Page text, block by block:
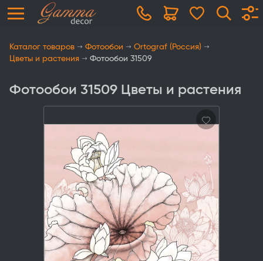
Каталог товаров Фотообои
Ortograf (Россия)
Цветы и растения
Фотообои 31509
Фотообои 31509 Цветы и растения